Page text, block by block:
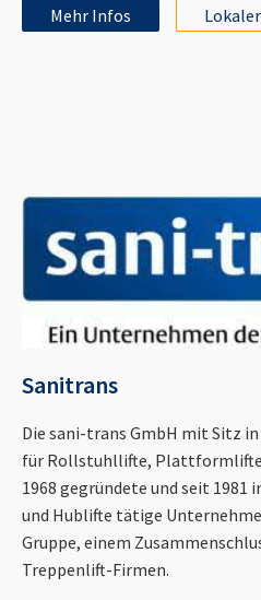
Mehr Infos
Sanitrans
Die sani-trans GmbH mit Sitz
für Rollstuhllifte, Plattformlifte
1968 gegründete und seit
und Hublifte tätige
Gruppe, einem
Treppenlift-Firmen.